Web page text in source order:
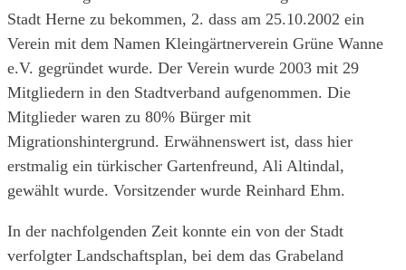
Stadt Herne zu bekommen, 2. dass am 25.10.2002 ein
Verein mit dem Namen Kleingärtnerverein Grüne Wanne
e.V. gegründet wurde. Der Verein wurde 2003 mit 29
Mitgliedern in den Stadtverband aufgenommen. Die
Mitglieder waren zu 80% Bürger mit
Migrationshintergrund. Erwähnenswert ist, dass hier
erstmalig ein türkischer Gartenfreund, Ali Altindal,
gewählt wurde. Vorsitzender wurde Reinhard Ehm.
In der nachfolgenden Zeit konnte ein von der Stadt
verfolgter Landschaftsplan, bei dem das Grabeland